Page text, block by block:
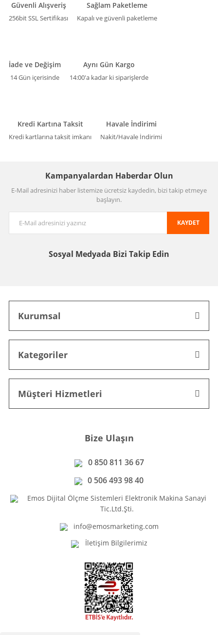
Güvenli Alışveriş
256bit SSL Sertifikası
Sağlam Paketleme
Kapalı ve güvenli paketleme
İade ve Değişim
14 Gün içerisinde
Aynı Gün Kargo
14:00'a kadar ki siparişlerde
Kredi Kartına Taksit
Kredi kartlarına taksit imkanı
Havale İndirimi
Nakit/Havale İndirimi
Kampanyalardan Haberdar Olun
E-Mail adresinizi haber listemize ücretsiz kaydedin, bizi takip etmeye
başlayın.
KAYDET
Sosyal Medyada Bizi Takip Edin
Kurumsal
Kategoriler
Müşteri Hizmetleri
Bize Ulaşın
0 850 811 36 67
0 506 493 98 40
Emos Dijital Ölçme Sistemleri Elektronik Makina Sanayi
Tic.Ltd.Şti.
info@emosmarketing.com
İletişim Bilgilerimiz